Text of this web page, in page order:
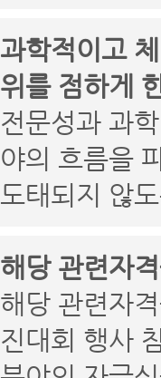
과학적이고
위를 점하게
전문성과 과
야의 흐름을
도태되지 않
해당 관련자
해당 관련자
진대회 행사